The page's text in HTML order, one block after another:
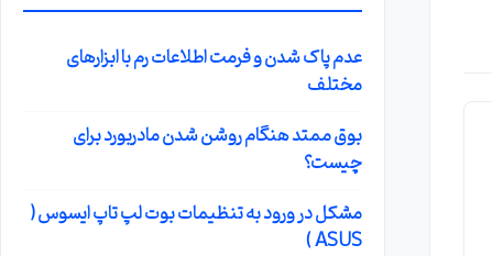
عدم پاک شدن و فرمت اطلاعات رم با ابزارهای
مختلف
بوق ممتد هنگام روشن شدن مادربورد برای
چیست؟
مشکل در ورود به تنظیمات بوت لپ تاپ ایسوس (
ASUS )